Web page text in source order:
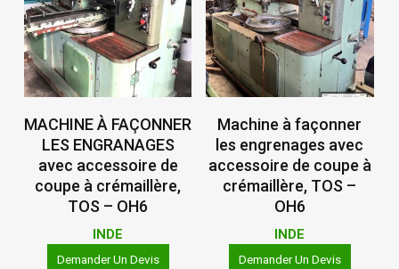
Lire La Suite
MACHINE À FAÇONNER
LES ENGRANAGES
avec accessoire de
coupe à crémaillère,
TOS – OH6
INDE
Demander Un Devis
Lire La Suite
Machine à façonner
les engrenages avec
accessoire de coupe à
crémaillère, TOS –
OH6
INDE
Demander Un Devis